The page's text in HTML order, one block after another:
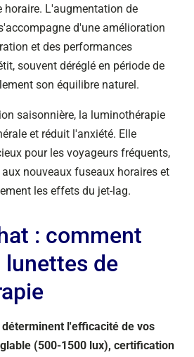
L'augmentation de
d'une amélioration
et des performances
souvent déréglé en période de
son équilibre naturel.
saisonnière, la luminothérapie
et réduit l'anxiété. Elle
pour les voyageurs fréquents,
nouveaux fuseaux horaires et
les effets du jet-lag.
: comment
de
l'efficacité de vos
(500-1500 lux), certification